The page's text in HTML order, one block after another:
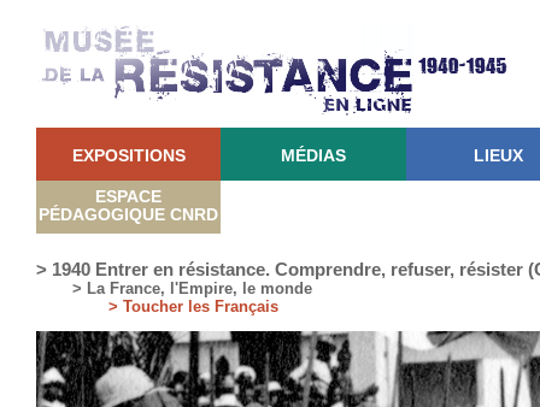
EXPOSITIONS MÉDIAS LIEUX
ESPACE
PÉDAGOGIQUE CNRD
> 1940 Entrer en résistance. Comprendre, refuser, résister
> La France, l'Empire, le monde
> Toucher les Français